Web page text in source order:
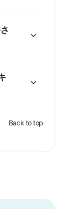
Back to top